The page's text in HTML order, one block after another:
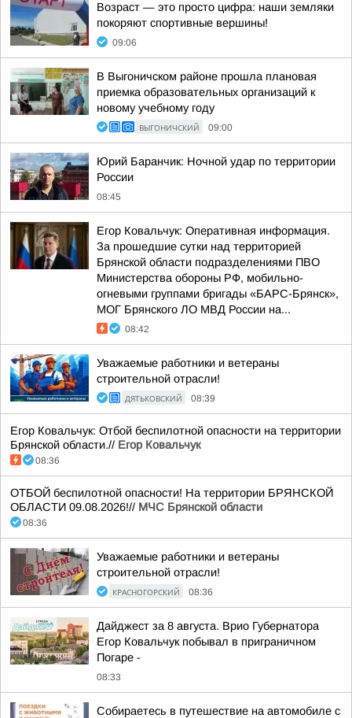
Возраст — это просто цифра: наши земляки
покоряют спортивные вершины!
09:06
В Выгоничском районе прошла плановая
приемка образовательных организаций к
новому учебному году
ВЫГОНИЧСКИЙ 09:00
Юрий Баранчик: Ночной удар по территории
России
08:45
Егор Ковальчук: Оперативная информация.
За прошедшие сутки над территорией
Брянской области подразделениями ПВО
Министерства обороны РФ, мобильно-
огневыми группами бригады «БАРС-Брянск»,
МОГ Брянского ЛО МВД России на...
08:42
Уважаемые работники и ветераны
строительной отрасли!
ДЯТЬКОВСКИЙ 08:39
Егор Ковальчук: Отбой беспилотной опасности на территории
Брянской области.// Егор Ковальчук
08:36
ОТБОЙ беспилотной опасности! На территории БРЯНСКОЙ
ОБЛАСТИ 09.08.2026!// МЧС Брянской области
08:36
Уважаемые работники и ветераны
строительной отрасли!
КРАСНОГОРСКИЙ 08:36
Дайджест за 8 августа. Врио Губернатора
Егор Ковальчук побывал в приграничном
Погаре -
08:33
Собираетесь в путешествие на автомобиле с